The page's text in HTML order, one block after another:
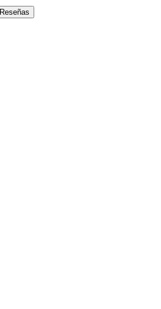
Reseñas